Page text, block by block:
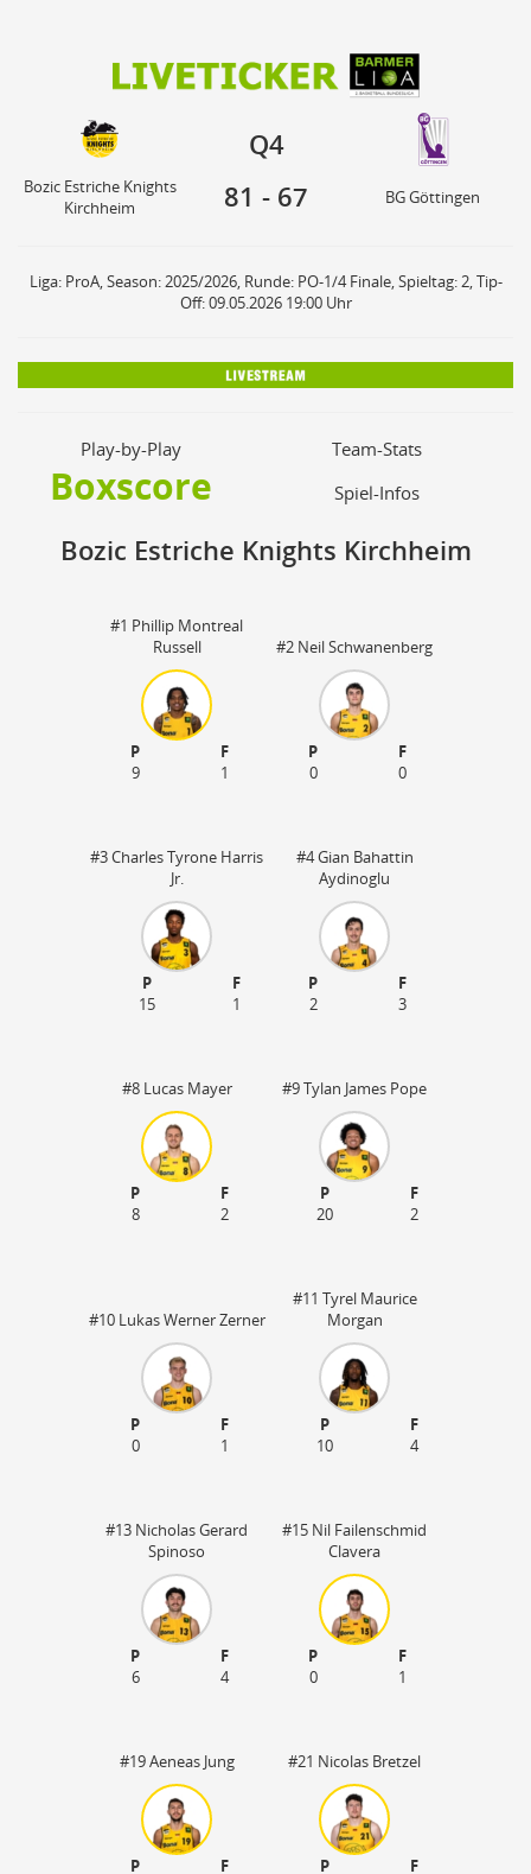
Kirchheim
BG Göttingen
Q4
81 - 67
Bozic Estriche Knights
Kirchheim
BG Göttingen
Liga: ProA, Season: 2025/2026, Runde: PO-1/4 Finale, Spieltag: 2, Tip-
Off: 09.05.2026 19:00 Uhr
Play-by-Play Team-Stats
Boxscore Spiel-Infos
Bozic Estriche Knights Kirchheim
#1 Phillip Montreal
Russell
P
F
9
1
#2 Neil Schwanenberg
P
F
0
0
#3 Charles Tyrone Harris
Jr.
P
F
15
1
#4 Gian Bahattin
Aydinoglu
P
F
2
3
#8 Lucas Mayer
P
F
8
2
#9 Tylan James Pope
P
F
20
2
#10 Lukas Werner Zerner
P
F
0
1
#11 Tyrel Maurice
Morgan
P
F
10
4
#13 Nicholas Gerard
Spinoso
P
F
6
4
#15 Nil Failenschmid
Clavera
P
F
0
1
#19 Aeneas Jung
P
F
#21 Nicolas Bretzel
P
F